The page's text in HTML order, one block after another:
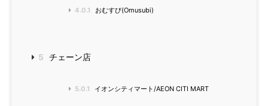
4.0.1 おむすび(Omusubi)
5 チェーン店
5.0.1 イオンシティマート/AEON CITI MART